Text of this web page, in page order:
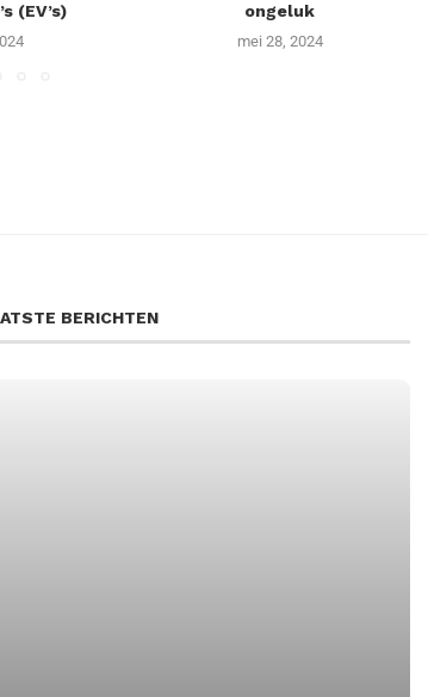
(EV’s)
ongeluk
mei 28, 2024
BERICHTEN